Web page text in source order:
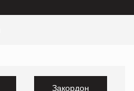
Закордон